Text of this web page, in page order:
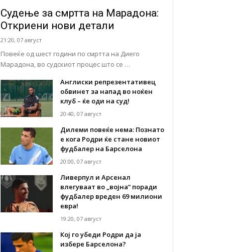
Судење за смртта на Марадона:
Откриени нови детали
21:20, 07 август
Повеќе од шест години по смртта на Диего
Марадона, во судскиот процес што се …
Англиски репрезентативец
обвинет за напад во ноќен
клуб – ќе оди на суд!
20:40, 07 август
Дилеми повеќе нема: Познато
е кога Родри ќе стане новиот
фудбалер на Барселона
20:00, 07 август
Ливерпул и Арсенал
влегуваат во „војна“ поради
фудбалер вреден 69 милиони
евра!
19:20, 07 август
Кој го убеди Родри да ја
избере Барселона?